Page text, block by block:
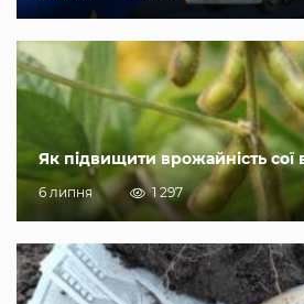
Як підвищити врожайність сої
6 липня 1 297